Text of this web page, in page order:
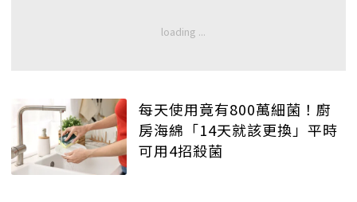
每天使用竟有800萬細菌！廚
房海綿「14天就該更換」平時
可用4招殺菌